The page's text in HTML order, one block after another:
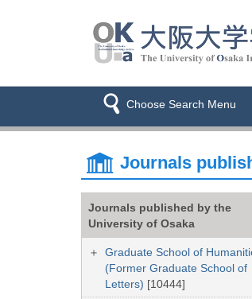
Choose Search Menu
Journals
Journals published by the
University of Osaka
Graduate School of
(Former Graduate School of
Letters) [10444]